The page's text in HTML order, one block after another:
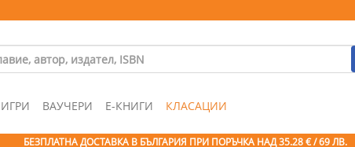
ИГРИ ВАУЧЕРИ Е-КНИГИ КЛАСАЦИИ
БЕЗПЛАТНА ДОСТАВКА В БЪЛГАРИЯ ПРИ ПОРЪЧКА НАД 35.28 € / 69 ЛВ.